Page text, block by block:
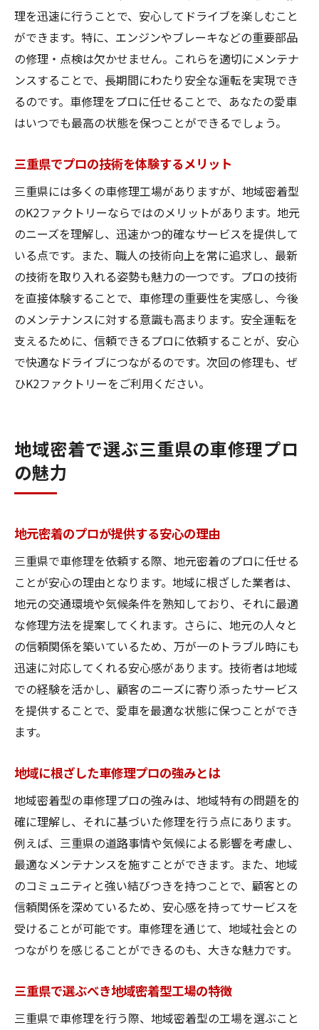
理を迅速に行うことで、安心してドライブを楽しむこと
ができます。特に、エンジンやブレーキなどの重要部品
の修理・点検は欠かせません。これらを適切にメンテナ
ンスすることで、長期間にわたり安全な運転を実現でき
るのです。車修理をプロに任せることで、あなたの愛車
はいつでも最高の状態を保つことができるでしょう。
三重県でプロの技術を体験するメリット
三重県には多くの車修理工場がありますが、地域密着型
のK2ファクトリーならではのメリットがあります。地元
のニーズを理解し、迅速かつ的確なサービスを提供して
いる点です。また、職人の技術向上を常に追求し、最新
の技術を取り入れる姿勢も魅力の一つです。プロの技術
を直接体験することで、車修理の重要性を実感し、今後
のメンテナンスに対する意識も高まります。安全運転を
支えるために、信頼できるプロに依頼することが、安心
で快適なドライブにつながるのです。次回の修理も、ぜ
ひK2ファクトリーをご利用ください。
地域密着で選ぶ三重県の車修理プロ
の魅力
地元密着のプロが提供する安心の理由
三重県で車修理を依頼する際、地元密着のプロに任せる
ことが安心の理由となります。地域に根ざした業者は、
地元の交通環境や気候条件を熟知しており、それに最適
な修理方法を提案してくれます。さらに、地元の人々と
の信頼関係を築いているため、万が一のトラブル時にも
迅速に対応してくれる安心感があります。技術者は地域
での経験を活かし、顧客のニーズに寄り添ったサービス
を提供することで、愛車を最適な状態に保つことができ
ます。
地域に根ざした車修理プロの強みとは
地域密着型の車修理プロの強みは、地域特有の問題を的
確に理解し、それに基づいた修理を行う点にあります。
例えば、三重県の道路事情や気候による影響を考慮し、
最適なメンテナンスを施すことができます。また、地域
のコミュニティと強い結びつきを持つことで、顧客との
信頼関係を深めているため、安心感を持ってサービスを
受けることが可能です。車修理を通じて、地域社会との
つながりを感じることができるのも、大きな魅力です。
三重県で選ぶべき地域密着型工場の特徴
三重県で車修理を行う際、地域密着型の工場を選ぶこと